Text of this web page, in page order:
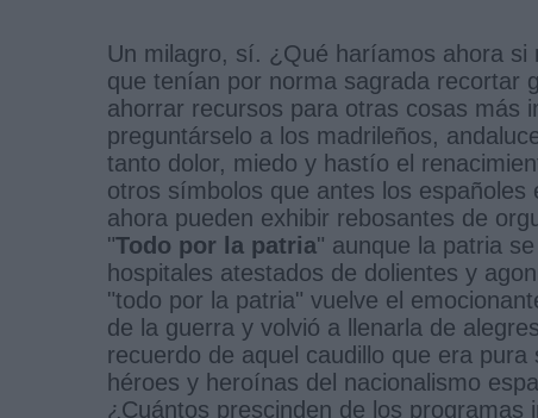
Un milagro, sí. ¿Qué haríamos ahora
que tenían por norma sagrada recortar
ahorrar recursos para otras cosas más
preguntárselo a los madrileños,
tanto dolor, miedo y hastío el
otros símbolos que antes los
ahora pueden exhibir rebosantes de
"Todo por la patria" aunque la patria
hospitales atestados de dolientes y
"todo por la patria" vuelve el
de la guerra y volvió a llenarla de
recuerdo de aquel caudillo que era
héroes y heroínas del nacionalismo
¿Cuántos prescinden de los